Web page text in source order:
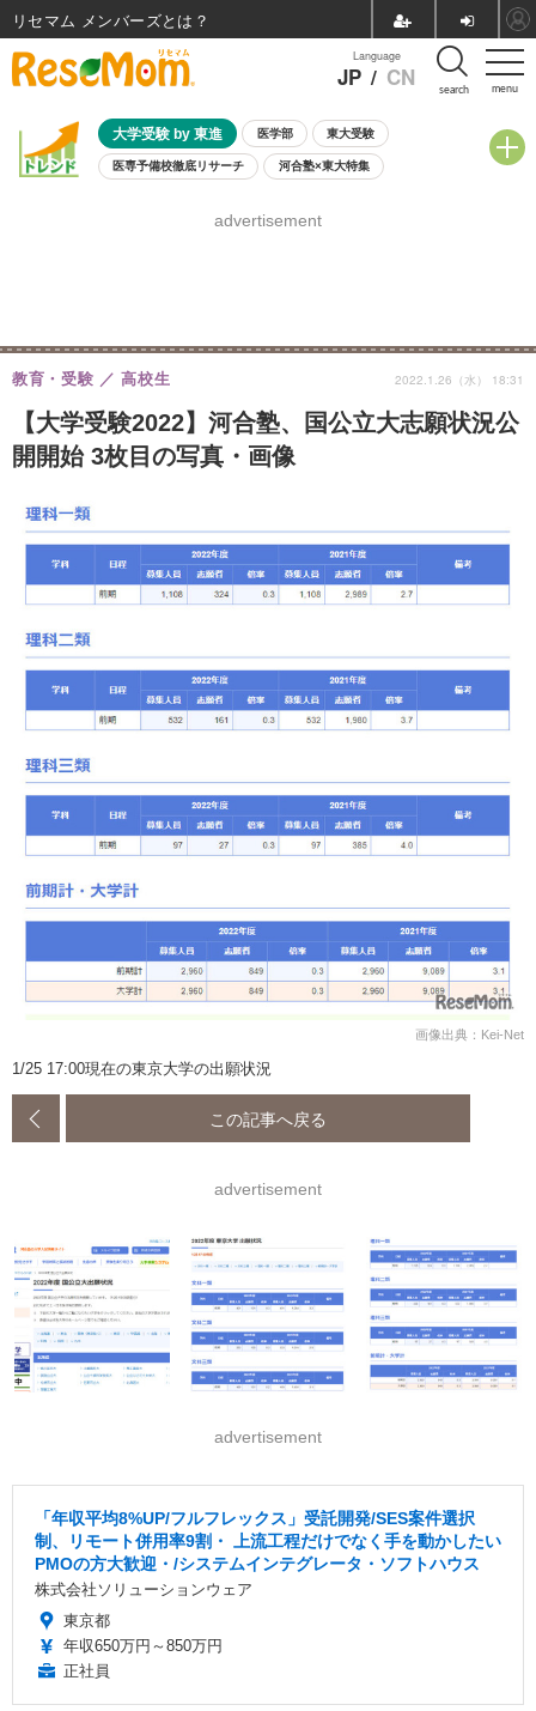
menu
Language
JP / CN search
大学受験 by 東進 医学部 東大受験
医専予備校徹底リサーチ 河合塾×東大特集
8月開催学校説明会・相談会
advertisement
【大学受験2022】河合塾、国公立大志願状況公
開開始 3枚目の写真・画像
教育・受験 高校生 2022.1.26（水） 18:31
画像出典：Kei-Net
1/25 17:00現在の東京大学の出願状況
この記事へ戻る
advertisement
advertisement
「年収平均8%UP/フルフレックス」受託開発/SES案件選択
制、リモート併用率9割・ 上流工程だけでなく手を動かしたい
PMOの方大歓迎・/システムインテグレータ・ソフトハウス
株式会社ソリューションウェア
東京都
年収650万円～850万円
正社員
リセマム メンバーズ